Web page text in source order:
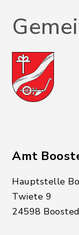
Amt
Hauptstelle
Twiete 9
24598